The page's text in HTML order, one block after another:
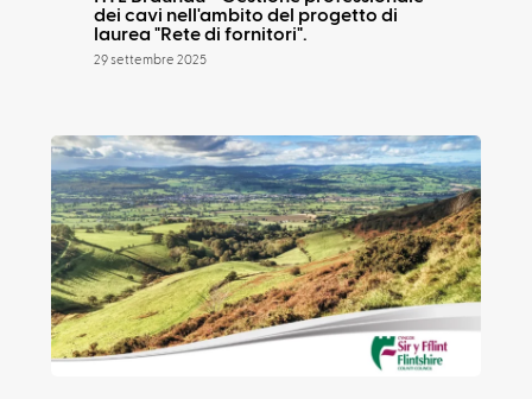
dei cavi nell'ambito del progetto di
laurea "Rete di fornitori".
29 settembre 2025